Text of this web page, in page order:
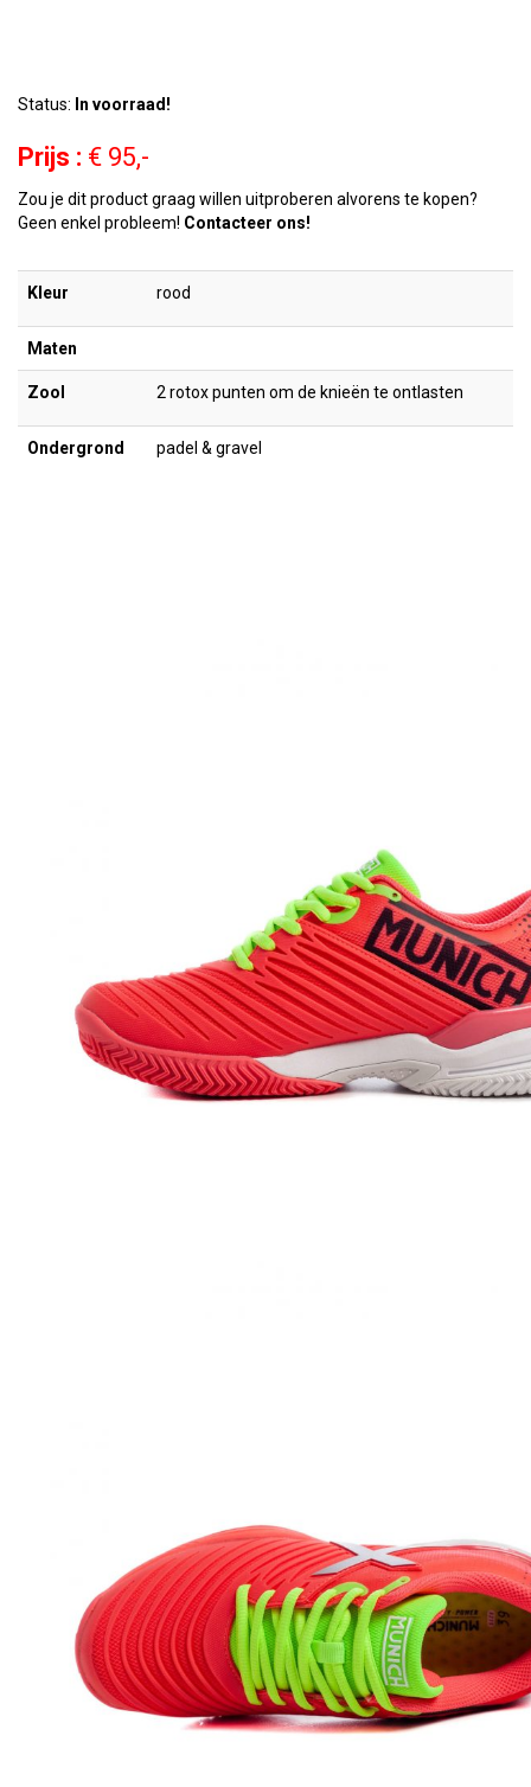
Status: In voorraad!
Prijs : € 95,-
Zou je dit product graag willen uitproberen alvorens te kopen?
Geen enkel probleem! Contacteer ons!
Kleur rood
Maten
Zool 2 rotox punten om de knieën te ontlasten
Ondergrond padel & gravel